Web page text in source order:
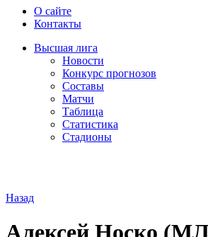
О сайте
Контакты
Высшая лига
Новости
Конкурс прогнозов
Составы
Матчи
Таблица
Статистика
Стадионы
Назад